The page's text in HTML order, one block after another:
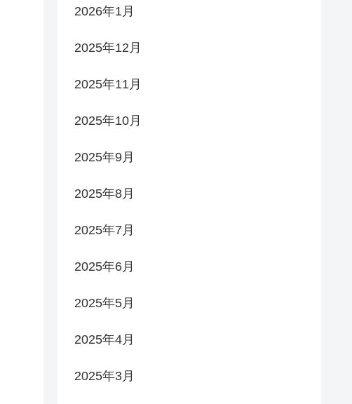
2026年1月
2025年12月
2025年11月
2025年10月
2025年9月
2025年8月
2025年7月
2025年6月
2025年5月
2025年4月
2025年3月